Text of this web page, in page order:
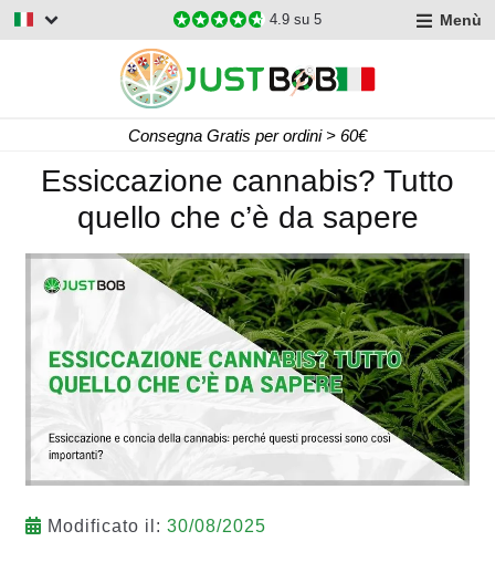
4.9 su 5 Menù
Consegna Gratis per ordini > 60€
Essiccazione cannabis? Tutto
quello che c’è da sapere
Modificato il: 30/08/2025